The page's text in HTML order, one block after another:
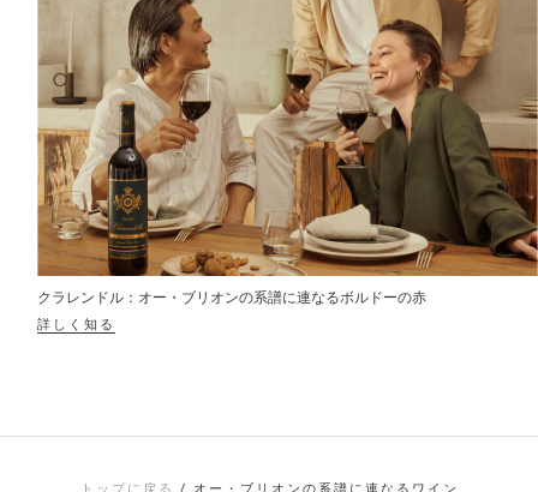
クラレンドル：オー・ブリオンの系譜に連なるボルドーの赤
詳しく知る
トップに戻る / オー・ブリオンの系譜に連なるワイン